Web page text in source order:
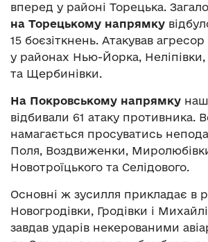
вперед у районі Торецька.
на Торецькому напрямку
15 боєзіткнень. Атакував
у районах Нью-Йорка,
та Щербинівки.
На Покровському напрямку
відбивали 61 атаку противника.
намагається просуватись
Поля, Воздвиженки,
Новотроїцького та Селідового.
Основні ж зусилля прикладає в
Новогродівки, Гродівки і
завдав ударів некерованими